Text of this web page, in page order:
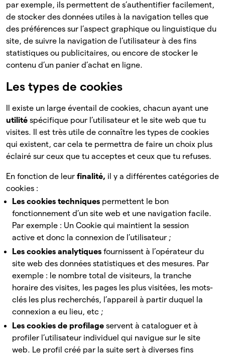
par exemple, ils permettent de s’authentifier facilement,
de stocker des données utiles à la navigation telles que
des préférences sur l’aspect graphique ou linguistique du
site, de suivre la navigation de l’utilisateur à des fins
statistiques ou publicitaires, ou encore de stocker le
contenu d’un panier d’achat en ligne.
Les types de cookies
Il existe un large éventail de cookies, chacun ayant une
utilité spécifique pour l’utilisateur et le site web que tu
visites. Il est très utile de connaître les types de cookies
qui existent, car cela te permettra de faire un choix plus
éclairé sur ceux que tu acceptes et ceux que tu refuses.
En fonction de leur finalité, il y a différentes catégories de
cookies :
Les cookies techniques permettent le bon
fonctionnement d’un site web et une navigation facile.
Par exemple : Un Cookie qui maintient la session
active et donc la connexion de l’utilisateur ;
Les cookies analytiques fournissent à l’opérateur du
site web des données statistiques et des mesures. Par
exemple : le nombre total de visiteurs, la tranche
horaire des visites, les pages les plus visitées, les mots-
clés les plus recherchés, l’appareil à partir duquel la
connexion a eu lieu, etc ;
Les cookies de profilage servent à cataloguer et à
profiler l’utilisateur individuel qui navigue sur le site
web. Le profil créé par la suite sert à diverses fins